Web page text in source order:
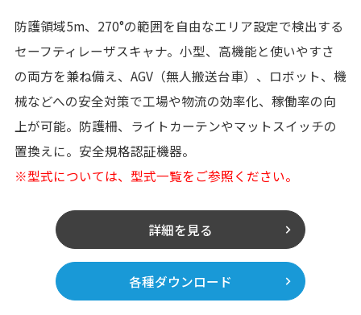
防護領域5m、270°の範囲を自由なエリア設定で検出する
セーフティレーザスキャナ。小型、高機能と使いやすさ
の両方を兼ね備え、AGV（無人搬送台車）、ロボット、機
械などへの安全対策で工場や物流の効率化、稼働率の向
上が可能。防護柵、ライトカーテンやマットスイッチの
置換えに。安全規格認証機器。
※型式については、型式一覧をご参照ください。
詳細を見る
各種ダウンロード